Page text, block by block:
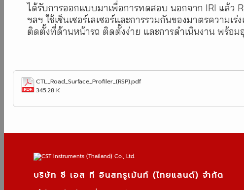
ได้รับการออกแบบมาเพื่อการทดสอบ นอกจาก IRI แล้ว
ฯลฯ ใช้เซ็นเซอร์เลเซอร์และการรวมกันของมาตรความ
ติดตั้งที่ด้านหน้ารถ ติดตั้งง่าย และการดำเนินงาน พร้อ
CTL_Road_Surface_Profiler_(RSP).pdf
345.28 K
บริษัท ซี เอส ที อินสทรูเม้นท์ (ไทยแลนด์) จำกัด